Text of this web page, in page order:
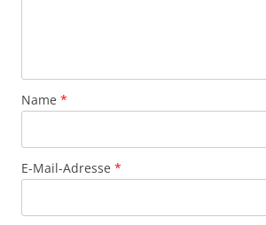
Name *
E-Mail-Adresse *